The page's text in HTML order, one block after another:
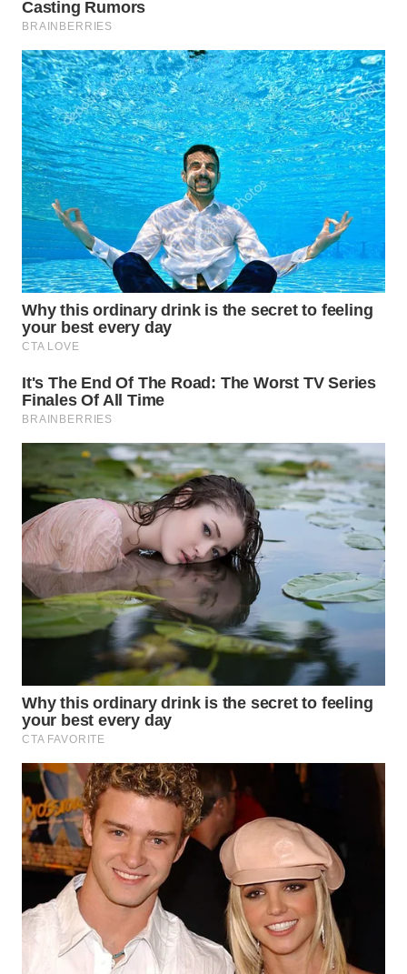
INDRAMAYU
WN
KUNINGAN
WN
MAJALENGKA
WN
SUBANG
WN
SUKABUMI
PURWAKARTA
WN
PRIANGAN
TIMUR
WN
SEMARANG
WN
SOLO
BOROBUDUR
WN
MADURA
WN
SURABAYA
WN
NATUNA
WN
BINTAN